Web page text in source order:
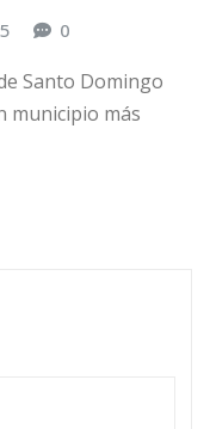
0
Santo Domingo
municipio más